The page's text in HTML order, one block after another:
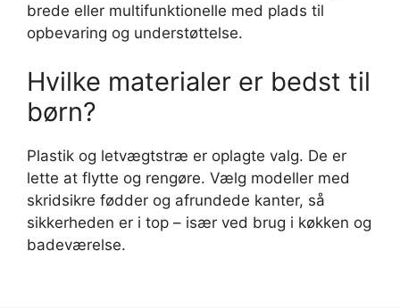
brede eller multifunktionelle med plads til
opbevaring og understøttelse.
Hvilke materialer er bedst til
børn?
Plastik og letvægtstræ er oplagte valg. De er
lette at flytte og rengøre. Vælg modeller med
skridsikre fødder og afrundede kanter, så
sikkerheden er i top – især ved brug i køkken og
badeværelse.